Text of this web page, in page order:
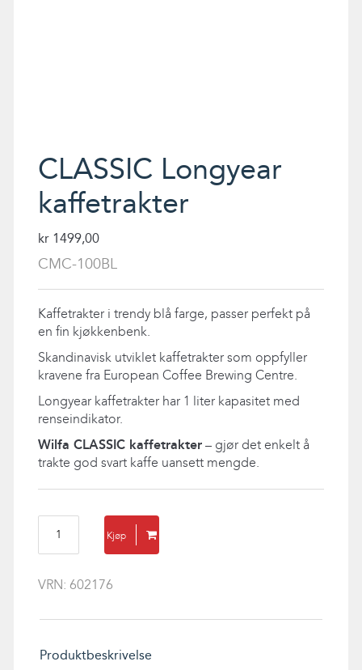
CLASSIC Longyear
kaffetrakter
kr 1499,00
CMC-100BL
Kaffetrakter i trendy blå farge, passer perfekt på
en fin kjøkkenbenk.
Skandinavisk utviklet kaffetrakter som oppfyller
kravene fra European Coffee Brewing Centre.
Longyear kaffetrakter har 1 liter kapasitet med
renseindikator.
Wilfa CLASSIC kaffetrakter – gjør det enkelt å
trakte god svart kaffe uansett mengde.
Longyear
kaffetrakter
Kjøp
VRN: 602176
Produktbeskrivelse